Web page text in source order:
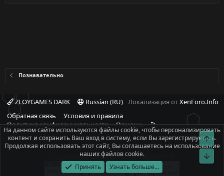
Познавательно
ZLOYGAMES DARK Russian (RU) Локализация отXenForo.Info
Обратная связь
Условия и правила
Политика конфиденциальности
Помощь
R
S
S
При полном или частичном использовании материалов сайта -
ссылка на источник обязательна!
Copyright © 2008-2026, ZLOYGAMES.COM
На данном сайте используются файлы cookie, чтобы персонализировать
контент и сохранить Ваш вход в систему, если Вы зарегистрируетесь.
Продолжая использовать этот сайт, Вы соглашаетесь на использование
наших файлов cookie.
Принять
Узнать больше...